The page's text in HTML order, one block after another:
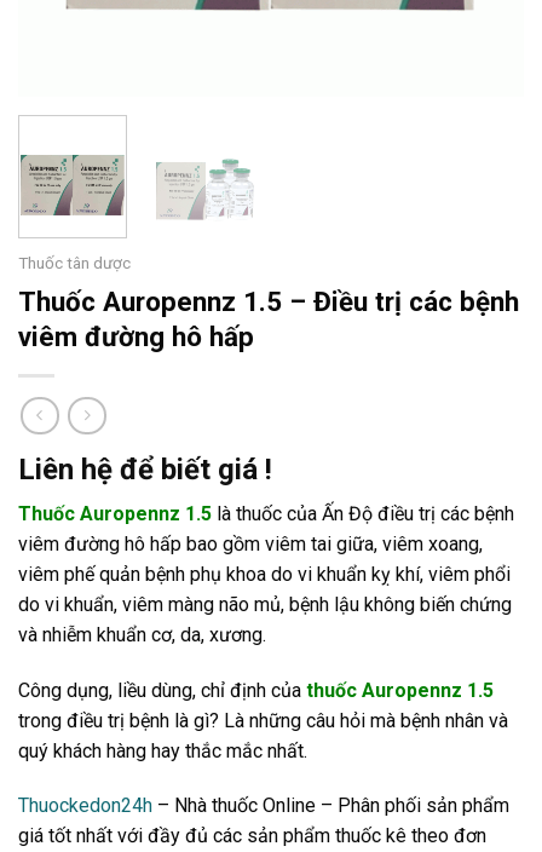
Thuốc tân dược
Thuốc Auropennz 1.5 – Điều trị các bệnh
viêm đường hô hấp
Liên hệ để biết giá !
Thuốc Auropennz 1.5 là thuốc của Ấn Độ điều trị các bệnh
viêm đường hô hấp bao gồm viêm tai giữa, viêm xoang,
viêm phế quản bệnh phụ khoa do vi khuẩn kỵ khí, viêm phổi
do vi khuẩn, viêm màng não mủ, bệnh lậu không biến chứng
và nhiễm khuẩn cơ, da, xương.
Công dụng, liều dùng, chỉ định của thuốc Auropennz 1.5
trong điều trị bệnh là gì? Là những câu hỏi mà bệnh nhân và
quý khách hàng hay thắc mắc nhất.
Thuockedon24h – Nhà thuốc Online – Phân phối sản phẩm
giá tốt nhất với đầy đủ các sản phẩm thuốc kê theo đơn